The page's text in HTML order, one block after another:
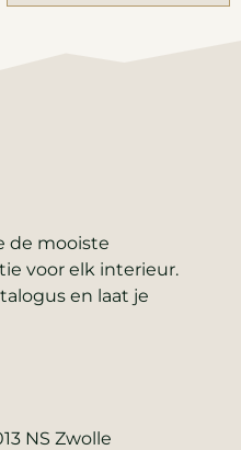
de mooiste
voor elk interieur.
en laat je
NS Zwolle